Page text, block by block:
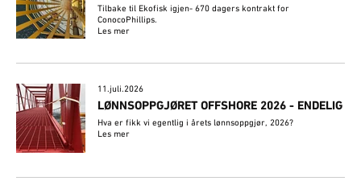
Tilbake til Ekofisk igjen- 670 dagers kontrakt for
ConocoPhillips.
Les mer
11.juli.2026
LØNNSOPPGJØRET OFFSHORE 2026 - ENDELIG
Hva er fikk vi egentlig i årets lønnsoppgjør, 2026?
Les mer